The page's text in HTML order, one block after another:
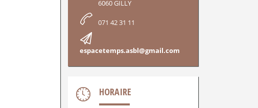
6060 GILLY
071 42 31 11
espacetemps.asbl@gmail.com
HORAIRE